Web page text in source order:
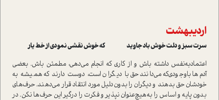
اردیبهشت
سرت سبز و دلت خوش باد جاوید که خوش نقشی نمودی از خط یار
اعتماد‌به‌نفس داشته باش و از کاری که انجام می‌دهی، مطمئن باش. بعضی
آدم‌ها با‌وجودی‌که می‌دانند حق با دیگران است، دوست دارند که همیشه به
خودشان حق بدهند و دیگران را بدون‌دلیل مورد ‌انتقاد قرار می‌دهند. حرف‌های
بدون پایه و اساس را به‌هیچ‌عنوان نپذیر و فکرت را درگیر این حرف‌ها نکن. در